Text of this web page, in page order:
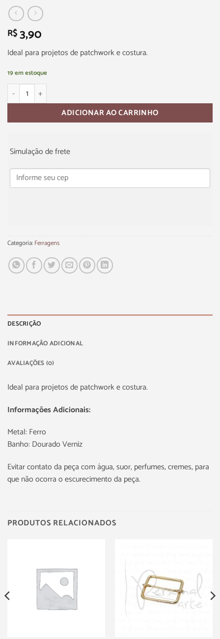
R$3,90
Ideal para projetos de patchwork e costura.
19 em estoque
ADICIONAR AO CARRINHO
Simulação de frete
Categoria:Ferragens
DESCRIÇÃO
INFORMAÇÃO ADICIONAL
AVALIAÇÕES (0)
Ideal para projetos de patchwork e costura.
Informações Adicionais:
Metal: Ferro
Banho: Dourado Verniz
Evitar contato da peça com água, suor, perfumes, cremes, para
que não ocorra o escurecimento da peça.
PRODUTOS RELACIONADOS